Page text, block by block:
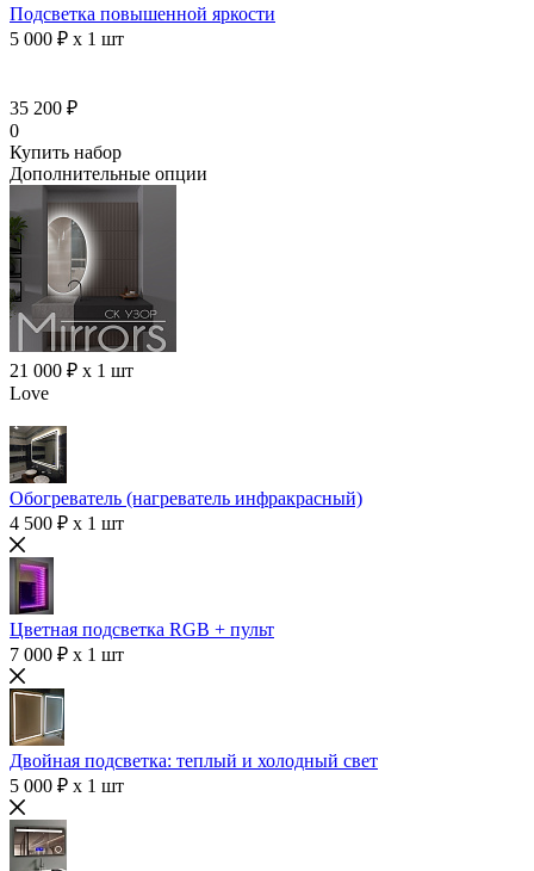
Подсветка повышенной яркости
5 000 ₽ x 1 шт
35 200 ₽
0
Купить набор
Дополнительные опции
21 000 ₽ x 1 шт
Love
Обогреватель (нагреватель инфракрасный)
4 500 ₽ x 1 шт
Цветная подсветка RGB + пульт
7 000 ₽ x 1 шт
Двойная подсветка: теплый и холодный свет
5 000 ₽ x 1 шт